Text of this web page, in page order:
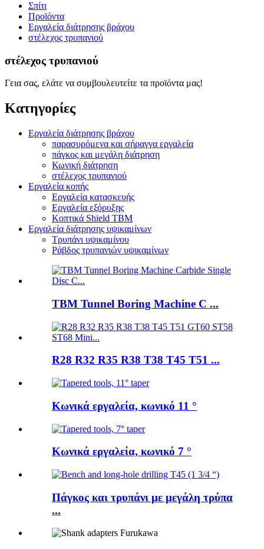
Σπίτι
Προϊόντα
Εργαλεία διάτρησης βράχου
στέλεχος τρυπανιού
στέλεχος τρυπανιού
Γεια σας, ελάτε να συμβουλευτείτε τα προϊόντα μας!
Κατηγορίες
Εργαλεία διάτρησης βράχου
παρασυρόμενα και σήραγγα εργαλεία
πάγκος και μεγάλη διάτρηση
Κωνική διάτρηση
στέλεχος τρυπανιού
Εργαλεία κοπής
Εργαλεία κατασκευής
Εργαλεία εξόρυξης
Κοπτικά Shield TBM
Εργαλεία διάτρησης υψικαμίνων
Τρυπάνι υψικαμίνου
Ράβδος τρυπανιών υψικαμίνων
TBM Tunnel Boring Machine C ...
R28 R32 R35 R38 T38 T45 T51 ...
Κωνικά εργαλεία, κωνικό 11 °
Κωνικά εργαλεία, κωνικό 7 °
Πάγκος και τρυπάνι με μεγάλη τρύπα
...